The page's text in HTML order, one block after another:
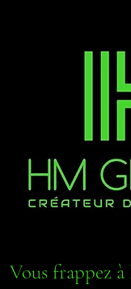
Vous frappez